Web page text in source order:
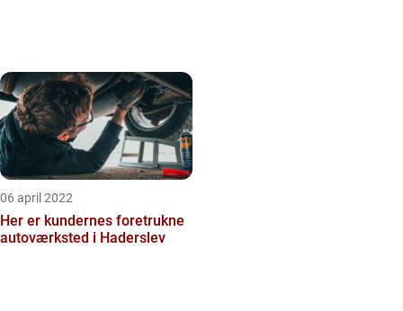
06 april 2022
Her er kundernes foretrukne
autoværksted i Haderslev